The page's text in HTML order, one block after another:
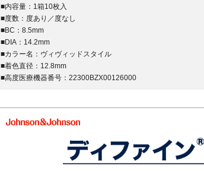
■内容量： 1箱10枚入
■度数： 度あり／度なし
■BC： 8.5mm
■DIA： 14.2mm
■カラー名： ヴィヴィッドスタイル
■着色直径： 12.8mm
■高度医療機器番号： 22300BZX00126000